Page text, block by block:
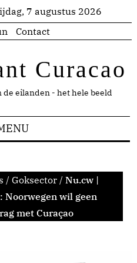
7 augustus 2026
Contact
Curacao
de eilanden - het hele beeld
/ Goksector / Nu.cw |
Noorwegen wil geen
met Curaçao